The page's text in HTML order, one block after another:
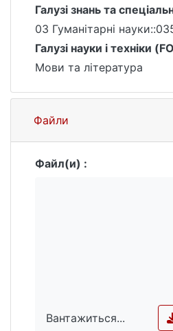
Галузі знань та
03 Гуманітарні
Галузі науки і техніки
Мови та література
Файли
Файл(и) :
Вантажиться...